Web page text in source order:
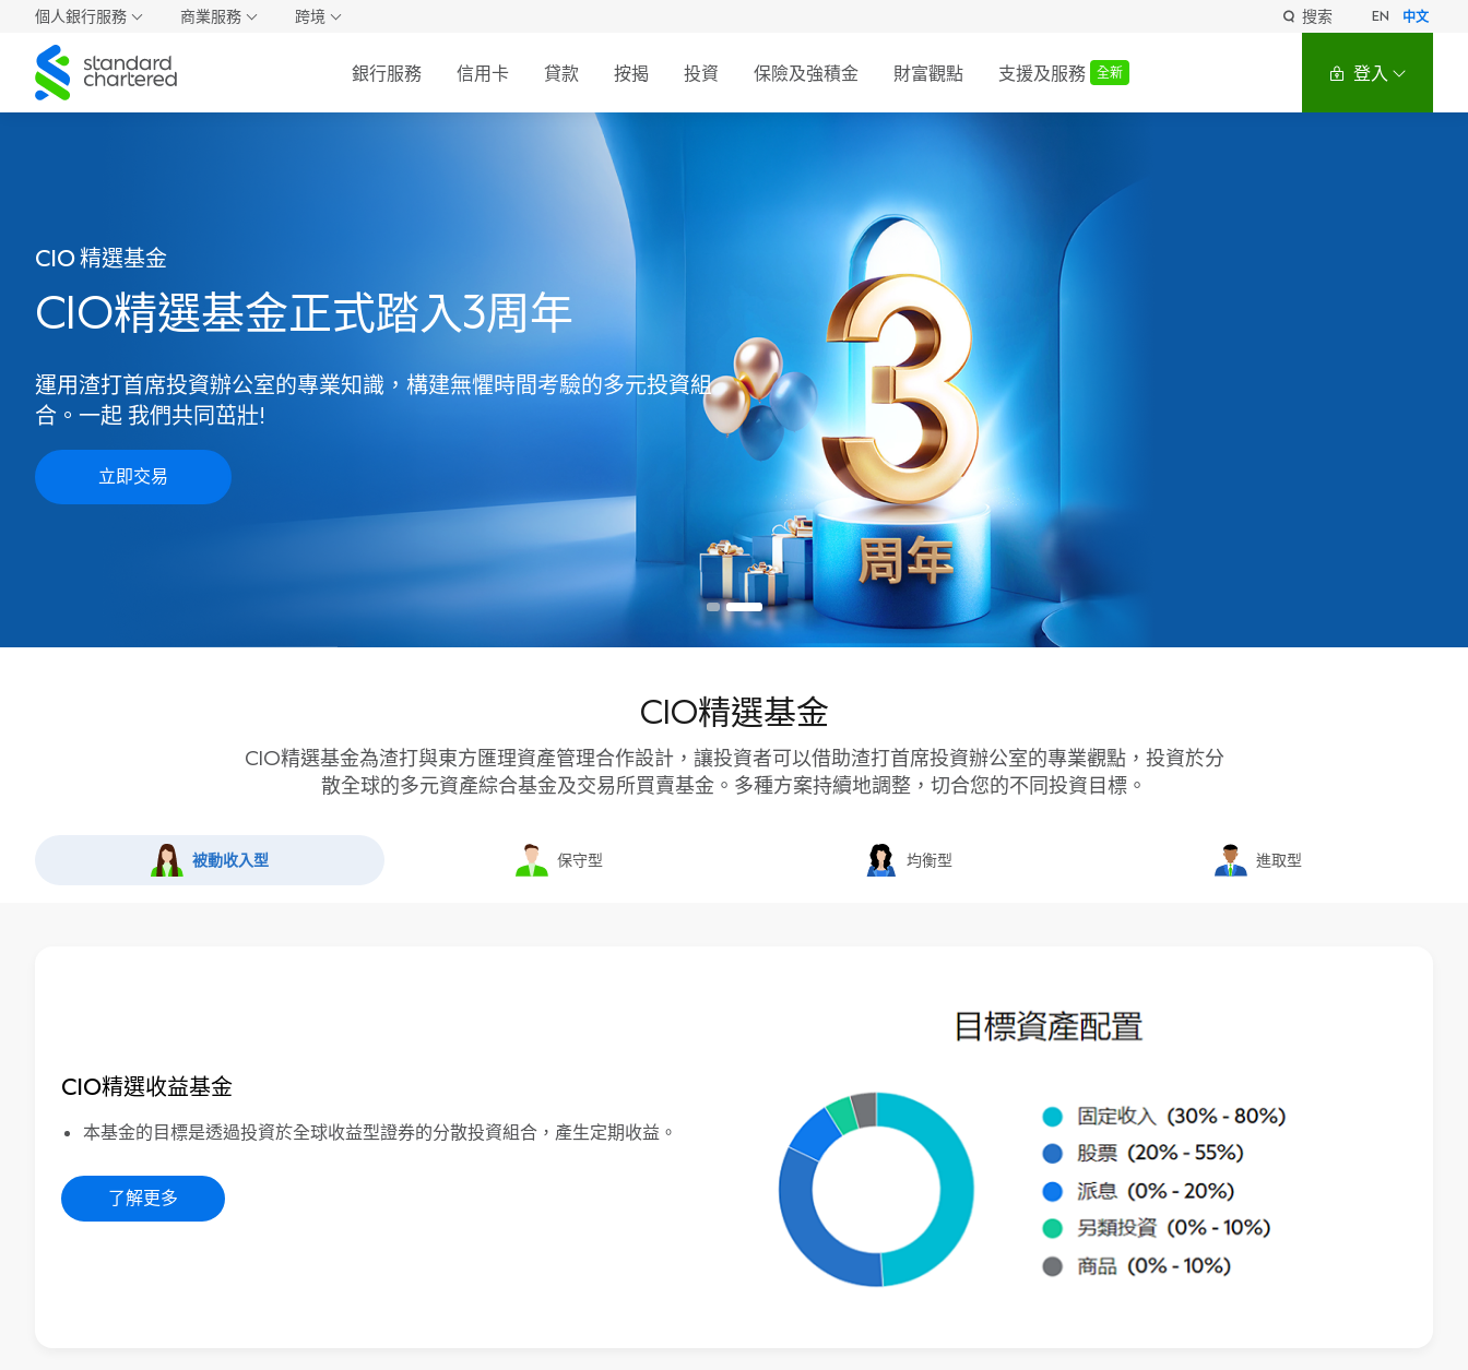
個人銀行服務 商業服務 跨境 搜索 EN 中文
Standard
Chartered
銀行服務 信用卡 貸款 按揭 投資 保險及強積金 財富觀點 支援及服務 全新 登入
CIO 精選基金
CIO精選基金正式踏入3周年
運用渣打首席投資辦公室的專業知識，構建無懼時間考驗的多元投資組
合。一起 我們共同茁壯!
立即交易
CIO精選基金
CIO精選基金為渣打與東方匯理資產管理合作設計，讓投資者可以借助渣打首席投資辦公室的專業觀點，投資於分
散全球的多元資產綜合基金及交易所買賣基金。多種方案持續地調整，切合您的不同投資目標。
被動收入型 保守型 均衡型 進取型
CIO精選收益基金
本基金的目標是透過投資於全球收益型證券的分散投資組合，產生定期收益。
了解更多